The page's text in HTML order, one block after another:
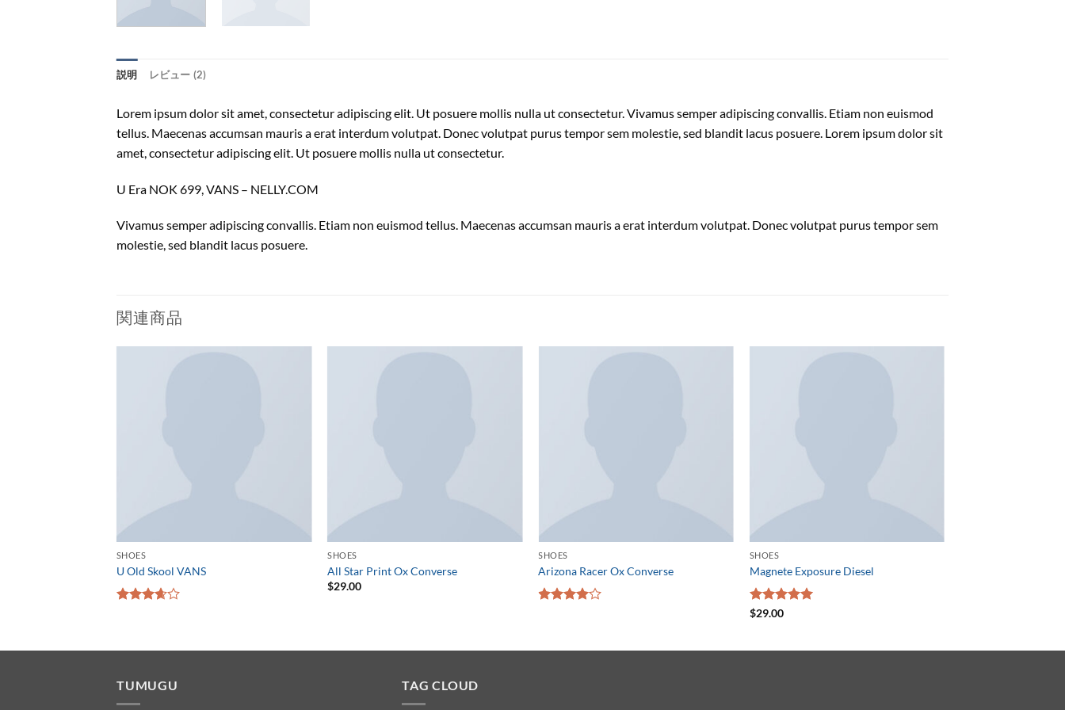
説明 レビュー (2)
Lorem ipsum dolor sit amet, consectetur adipiscing elit. Ut posuere mollis nulla ut consectetur. Vivamus semper adipiscing convallis. Etiam non euismod
tellus. Maecenas accumsan mauris a erat interdum volutpat. Donec volutpat purus tempor sem molestie, sed blandit lacus posuere. Lorem ipsum dolor sit
amet, consectetur adipiscing elit. Ut posuere mollis nulla ut consectetur.
U Era NOK 699, VANS – NELLY.COM
Vivamus semper adipiscing convallis. Etiam non euismod tellus. Maecenas accumsan mauris a erat interdum volutpat. Donec volutpat purus tempor sem
molestie, sed blandit lacus posuere.
関連商品
SHOES
U Old Skool VANS
SHOES
All Star Print Ox Converse
$29.00
SHOES
Arizona Racer Ox Converse
SHOES
Magnete Exposure Diesel
5段階中
$29.00
TUMUGU TAG CLOUD